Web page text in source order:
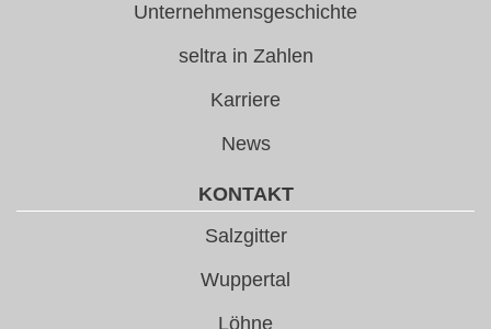
Unternehmensgeschichte
seltra in Zahlen
Karriere
News
KONTAKT
Salzgitter
Wuppertal
Löhne